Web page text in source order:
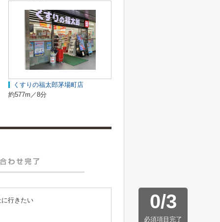
くすりの福太郎茅場町店
約577m／8分
0/3
必須項目完了
行きたい